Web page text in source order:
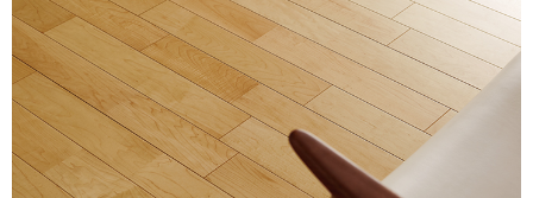
每梱包装数
价格(不含税)
12枚(約1坪＝3.16㎡)装
￥44,000/梱(￥13,930/㎡)
6枚(1坪＝3.3㎡)装
￥38,000/梱(￥11,520/